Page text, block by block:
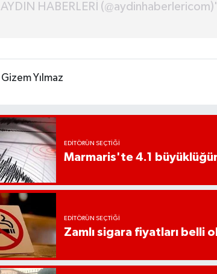
AYDIN HABERLERİ
Gizem Yılmaz
EDITÖRÜN SEÇTIĞI
Marmaris'te 4.1
EDITÖRÜN SEÇTIĞI
Zamlı sigara fiyatları belli